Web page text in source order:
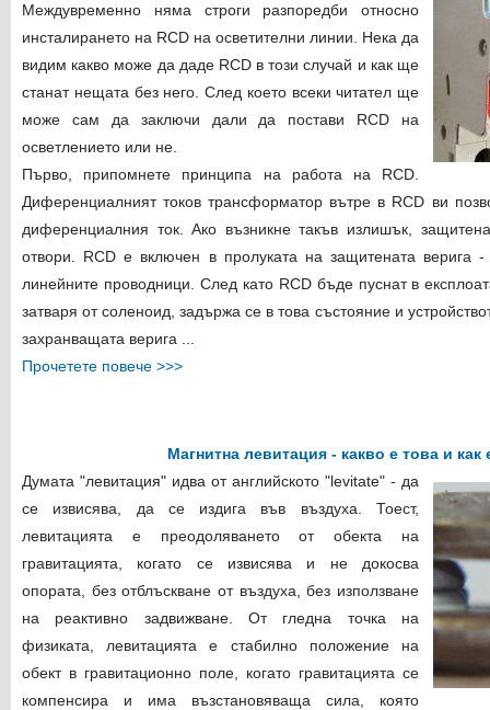
Междувременно няма строги разпоредби относно
инсталирането на RCD на осветителни линии. Нека да
видим какво може да даде RCD в този случай и как ще
станат нещата без него. След което всеки читател ще
може сам да заключи дали да постави RCD на
осветлението или не.
Първо, припомнете принципа на работа на RCD.
Диференциалният токов трансформатор вътре в RCD ви
диференциалния ток. Ако възникне такъв излишък,
отвори. RCD е включен в пролуката на защитената верига
линейните проводници. След като RCD бъде пуснат в
затваря от соленоид, задържа се в това състояние и
захранващата верига ...
Прочетете повече >>>
Магнитна левитация - какво е това и
Думата "левитация" идва от английското "levitate" - да
се извисява, да се издига във въздуха. Тоест,
левитацията е преодоляването от обекта на
гравитацията, когато се извисява и не докосва
опората, без отблъскване от въздуха, без използване
на реактивно задвижване. От гледна точка на
физиката, левитацията е стабилно положение на
обект в гравитационно поле, когато гравитацията се
компенсира и има възстановяваща сила, която